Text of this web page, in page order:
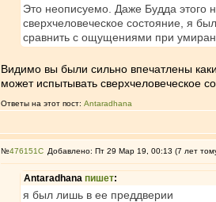
Это неописуемо. Даже Будда этого
сверхчеловеческое состояние, я
сравнить с ощущениями при
Видимо вы были сильно впечатлены
может испытывать сверхчеловеческое
Ответы на этот пост: Antaradhana
№476151 Добавлено: Пт 29 Мар 19, 00:13 (7 лет
Antaradhana пишет:
я был лишь в ее преддверии